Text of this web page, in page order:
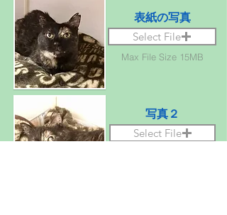
表紙の写真
Select File
Max File Size 15MB
写真２
Select File